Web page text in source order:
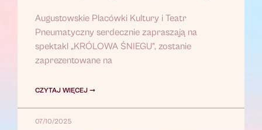
Augustowskie Placówki Kultury i Teatr
Pneumatyczny serdecznie zapraszają na
spektakl „KRÓLOWA ŚNIEGU”, zostanie
zaprezentowane na
CZYTAJ WIĘCEJ ➞
07/10/2025